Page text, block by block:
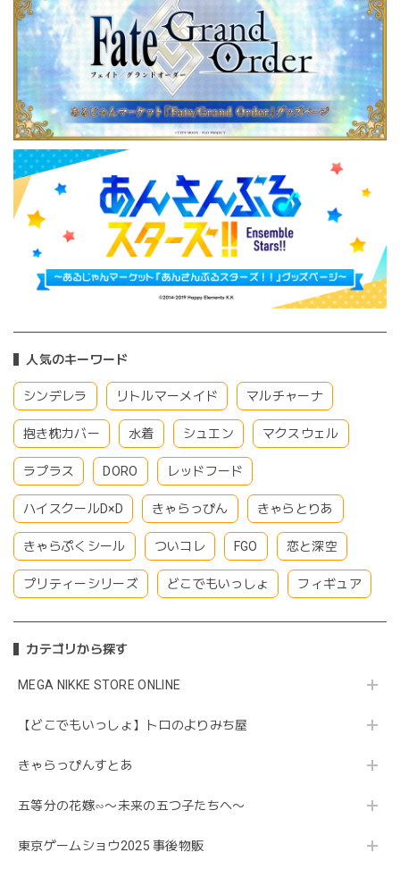
人気のキーワード
シンデレラ リトルマーメイド マルチャーナ
抱き枕カバー 水着 シュエン マクスウェル
ラプラス DORO レッドフード
ハイスクールD×D きゃらっぴん きゃらとりあ
きゃらぷくシール ついコレ FGO 恋と深空
プリティーシリーズ どこでもいっしょ フィギュア
カテゴリから探す
MEGA NIKKE STORE ONLINE
【どこでもいっしょ】トロのよりみち屋
きゃらっぴんすとあ
五等分の花嫁∽〜未来の五つ子たちへ〜
東京ゲームショウ2025 事後物販